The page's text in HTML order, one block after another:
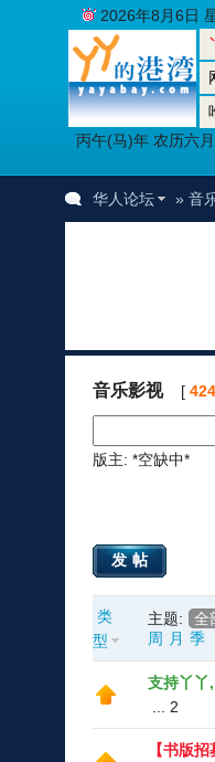
丙午(马)年 农历六
2026年8月6日
华人论坛 » 音
音乐影视 [
版主: *空缺中*
发帖
类
型
主题: 全
周
月 季
支持丫丫
2
【书版